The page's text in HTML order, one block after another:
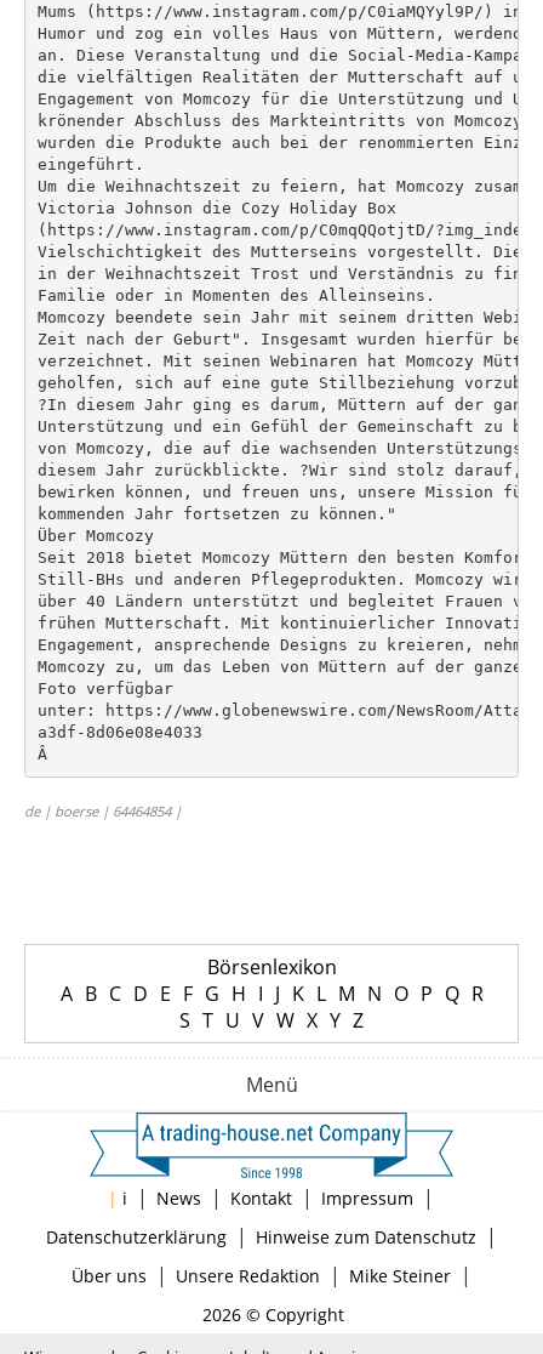
Mums (https://www.instagram.com/p/C0iaMQYyl9P/)
Humor und zog ein volles Haus von Müttern,
an. Diese Veranstaltung und die Social-Media-
die vielfältigen Realitäten der Mutterschaft auf
Engagement von Momcozy für die Unterstützung und
krönender Abschluss des Markteintritts von Momcozy
wurden die Produkte auch bei der renommierten
eingeführt.
Um die Weihnachtszeit zu feiern, hat Momcozy
Victoria Johnson die Cozy Holiday Box
(https://www.instagram.com/p/C0mqQQotjtD/
Vielschichtigkeit des Mutterseins vorgestellt.
in der Weihnachtszeit Trost und Verständnis zu
Familie oder in Momenten des Alleinseins.
Momcozy beendete sein Jahr mit seinem dritten
Zeit nach der Geburt". Insgesamt wurden hierfür
verzeichnet. Mit seinen Webinaren hat Momcozy
geholfen, sich auf eine gute Stillbeziehung
?In diesem Jahr ging es darum, Müttern auf der
Unterstützung und ein Gefühl der Gemeinschaft zu
von Momcozy, die auf die wachsenden
diesem Jahr zurückblickte. ?Wir sind stolz darauf,
bewirken können, und freuen uns, unsere Mission für
kommenden Jahr fortsetzen zu können."
Über Momcozy
Seit 2018 bietet Momcozy Müttern den besten Komfort
Still-BHs und anderen Pflegeprodukten. Momcozy
über 40 Ländern unterstützt und begleitet Frauen
frühen Mutterschaft. Mit kontinuierlicher Innovation
Engagement, ansprechende Designs zu kreieren,
Momcozy zu, um das Leben von Müttern auf der
Foto verfügbar
unter: https://www.globenewswire.com/NewsRoom/
a3df-8d06e08e4033
Â
de | boerse | 64464854 |
Börsenlexikon
A B C D E F G H I J K L M N O P Q R
S T U V W X Y Z
Menü
| i | News | Kontakt | Impressum |
Datenschutzerklärung| Hinweise zum Datenschutz |
Über uns | Unsere Redaktion | Mike Steiner|
2026 © Copyright